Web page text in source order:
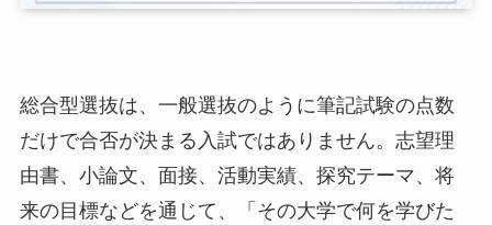
総合型選抜は、一般選抜のように筆記試験の点数
だけで合否が決まる入試ではありません。志望理
由書、小論文、面接、活動実績、探究テーマ、将
来の目標などを通じて、「その大学で何を学びた